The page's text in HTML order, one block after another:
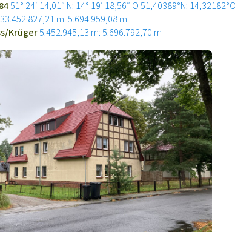
51° 24′ 14,01″ N: 14° 19′ 18,56″ O51,40389°N: 14,32182°O
33.452.827,21 m: 5.694.959,08 m
Krüger5.452.945,13 m: 5.696.792,70 m